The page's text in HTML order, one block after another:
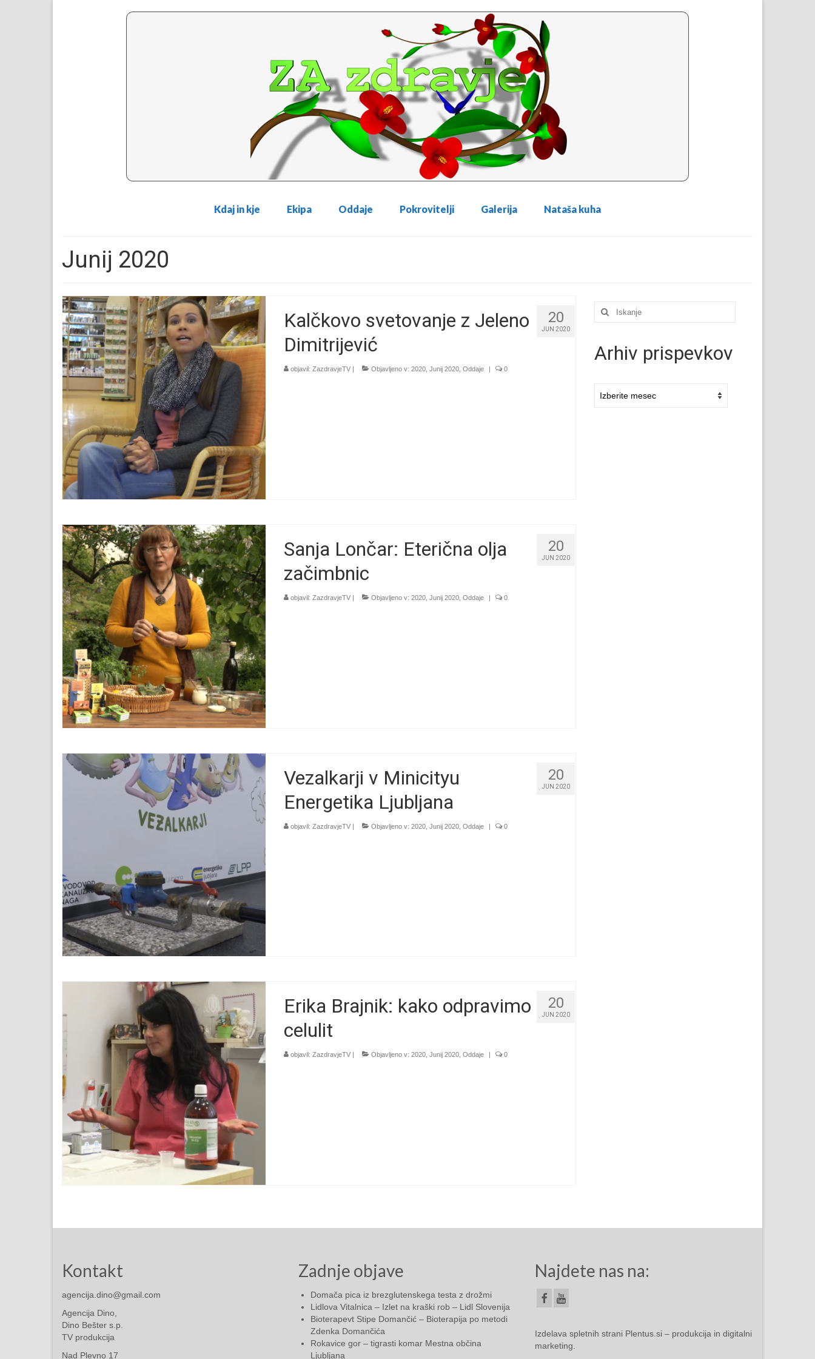
Kdaj in kje Ekipa Oddaje Pokrovitelji Galerija Nataša kuha
Junij 2020
20
JUN 2020
Kalčkovo svetovanje z Jeleno
Dimitrijević
objavil: ZazdravjeTV| Objavljeno v: 2020, Junij 2020, Oddaje | 0
20
JUN 2020
Sanja Lončar: Eterična olja
začimbnic
objavil: ZazdravjeTV| Objavljeno v: 2020, Junij 2020, Oddaje | 0
20
JUN 2020
Vezalkarji v Minicityu
Energetika Ljubljana
objavil: ZazdravjeTV| Objavljeno v: 2020, Junij 2020, Oddaje | 0
20
JUN 2020
Erika Brajnik: kako odpravimo
celulit
objavil: ZazdravjeTV| Objavljeno v: 2020, Junij 2020, Oddaje 0
Išči:
Arhiv prispevkov
Kontakt
agencija.dino@gmail.com
Agencija Dino,
Dino Bešter s.p.
TV produkcija
Nad Plevno 17
Zadnje objave
Domača pica iz brezglutenskega testa z drožmi
Lidlova Vitalnica – Izlet na kraški rob – Lidl Slovenija
Bioterapevt Stipe Domančić – Bioterapija po metodi
Zdenka Domančića
Rokavice gor – tigrasti komar Mestna občina
Ljubljana
Najdete nas na:
Izdelava spletnih strani Plentus.si – produkcija in digitalni
marketing.